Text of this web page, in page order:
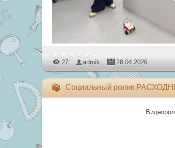
27 admik 28.04.2026
Социальный ролик